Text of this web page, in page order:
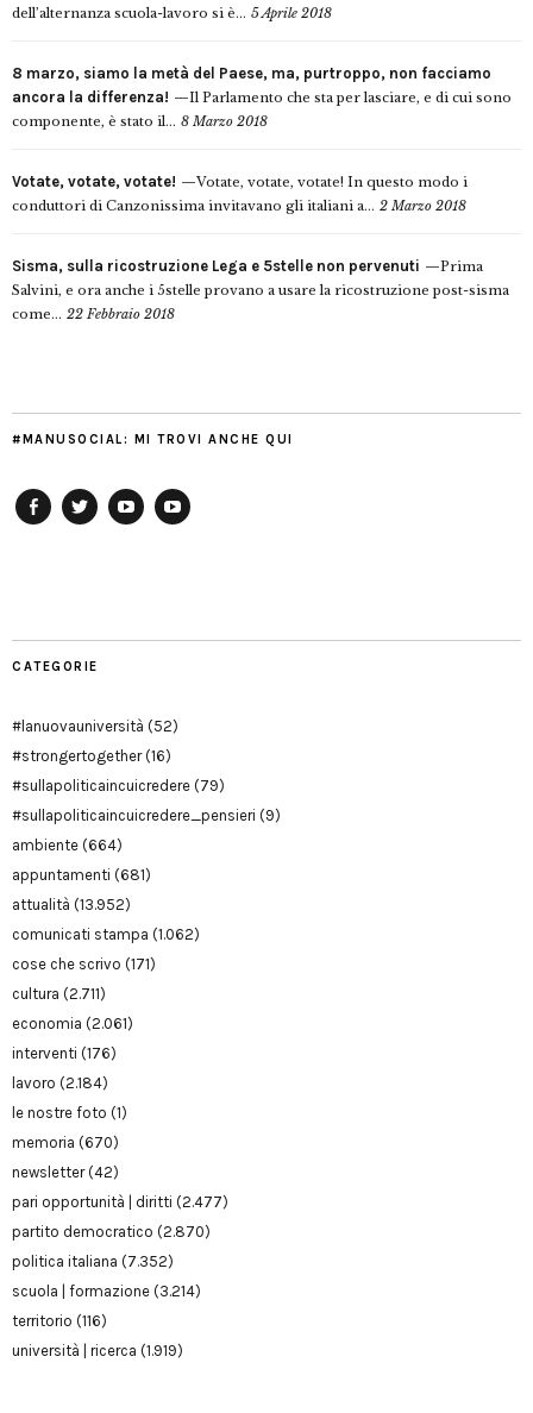
dell’alternanza scuola-lavoro si è... 5 Aprile 2018
8 marzo, siamo la metà del Paese, ma, purtroppo, non facciamo
ancora la differenza!
Il Parlamento che sta per lasciare, e di cui sono
componente, è stato il... 8 Marzo 2018
Votate, votate, votate!
Votate, votate, votate! In questo modo i
conduttori di Canzonissima invitavano gli italiani a... 2 Marzo 2018
Sisma, sulla ricostruzione Lega e 5stelle non pervenuti
Prima
Salvini, e ora anche i 5stelle provano a usare la ricostruzione post-sisma
come... 22 Febbraio 2018
#MANUSOCIAL: MI TROVI ANCHE QUI
CATEGORIE
#lanuovauniversità (52)
#strongertogether(16)
#sullapoliticaincuicredere (79)
#sullapoliticaincuicredere_pensieri (9)
ambiente (664)
appuntamenti (681)
attualità (13.952)
comunicati stampa (1.062)
cose che scrivo (171)
cultura (2.711)
economia (2.061)
interventi (176)
lavoro (2.184)
le nostre foto (1)
memoria (670)
newsletter(42)
pari opportunità | diritti (2.477)
partito democratico (2.870)
politica italiana (7.352)
scuola | formazione (3.214)
territorio (116)
università | ricerca (1.919)